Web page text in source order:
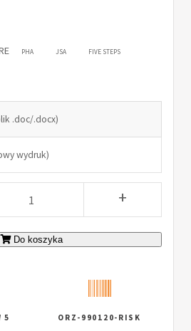
PHA JSA FIVE STEPS
.doc/.docx)
wydruk)
+
Do koszyka
5
ORZ-990120-RISK